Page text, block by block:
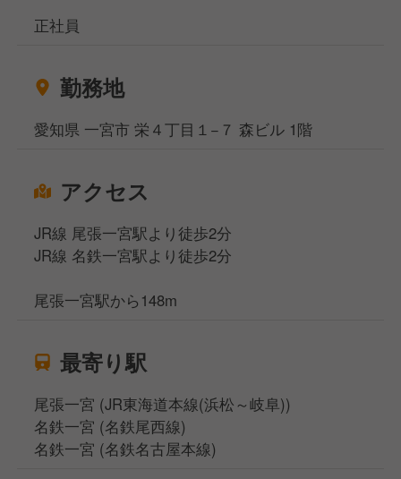
正社員
勤務地
愛知県 一宮市 栄４丁目１−７ 森ビル 1階
アクセス
JR線 尾張一宮駅より徒歩2分
JR線 名鉄一宮駅より徒歩2分
尾張一宮駅から148m
最寄り駅
尾張一宮 (JR東海道本線(浜松～岐阜))
名鉄一宮 (名鉄尾西線)
名鉄一宮 (名鉄名古屋本線)